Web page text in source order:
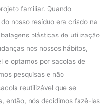
familiar. Quando
nosso resíduo era criado na
plásticas de utilização
nos nossos hábitos,
e optamos por sacolas de
pesquisas e não
reutilizável que se
então, nós decidimos fazê-las